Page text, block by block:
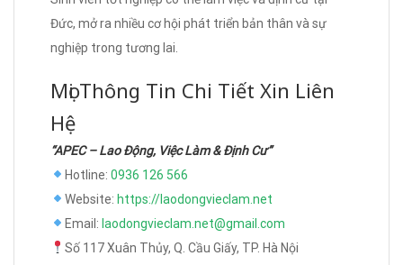
Đức, mở ra nhiều cơ hội phát triển bản thân và sự
nghiệp trong tương lai.
Mọi Thông Tin Chi Tiết Xin Liên
Hệ
“APEC – Lao Động, Việc Làm & Định Cư”
Hotline: 0936 126 566
Website: https://laodongvieclam.net
Email: laodongvieclam.net@gmail.com
Số 117 Xuân Thủy, Q. Cầu Giấy, TP. Hà Nội